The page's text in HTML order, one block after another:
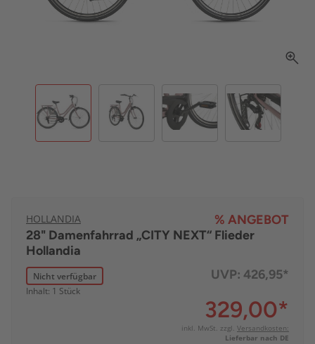
HOLLANDIA
% ANGEBOT
28" Damenfahrrad „CITY NEXT“ Flieder
Hollandia
Nicht verfügbar
Inhalt: 1 Stück
UVP: 426,95*
329,00*
inkl. MwSt. zzgl. Versandkosten:
Lieferbar nach DE